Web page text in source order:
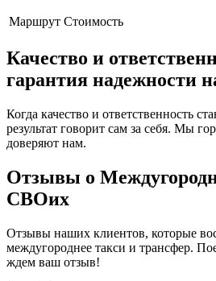
Маршрут Стоимость
Качество и
гарантия надежности
Когда качество и ответственность
результат говорит сам за себя. Мы
доверяют нам.
Отзывы о
СВОих
Отзывы наших клиентов, которые
междугороднее такси и трансфер.
ждем ваш отзыв!